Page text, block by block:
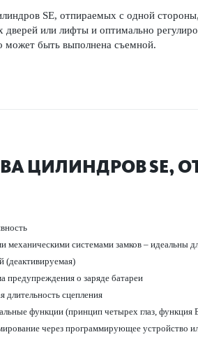
SE, отпираемых с одной
дверей или лифты и оптимально
может быть вып­олнена съемной.
ЦИЛИНДРОВ SE,
механичес­кими сис­темами замков – идеальны
(деактив­ируемая)
предупрежд­ения о заряде бат­ареи
длительность сцеп­ления
функции (принцип чет­ырех глаз, функция
через программирующее устройство